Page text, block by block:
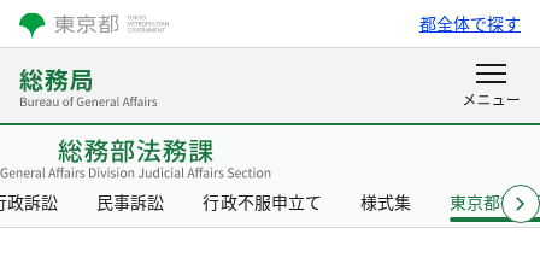
都全体で探す
政訴訟 民事訴訟 行政不服申立て 様式集 東京都行